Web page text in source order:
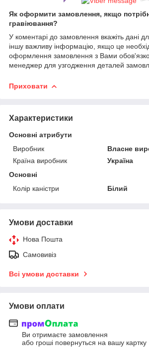
Як оформити замовлення, якщо
гравіювання?
У коментарі до замовлення вкажіть дані
іншу важливу інформацію, якщо це
оформлення замовлення з Вами
менеджер для узгодження деталей
Приховати
Характеристики
Основні атрибути
Виробник
Власне
Країна виробник
Україна
Основні
Колір каністри
Білий
Умови доставки
Нова Пошта
Самовивіз
Всі умови доставки
Умови оплати
Ви отримаєте замовлення
або гроші повернуться на вашу картку